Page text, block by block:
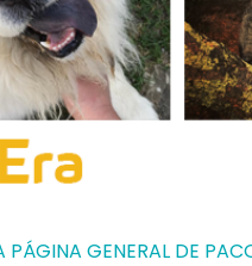
PÁGINA GENERAL DE